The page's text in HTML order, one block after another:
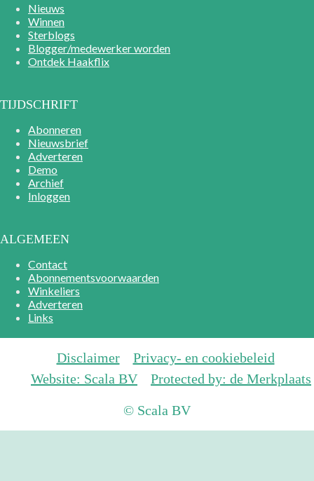
Nieuws
Winnen
Sterblogs
Blogger/medewerker worden
Ontdek Haakflix
TIJDSCHRIFT
Abonneren
Nieuwsbrief
Adverteren
Demo
Archief
Inloggen
ALGEMEEN
Contact
Abonnementsvoorwaarden
Winkeliers
Adverteren
Links
Disclaimer
Privacy- en cookiebeleid
Website: Scala BV
Protected by: de Merkplaats
© Scala BV